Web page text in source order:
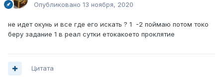
Опубликовано 13 ноября, 2020
не идет окунь и все где его искать ? 1 -2 поймаю потом токо
беру задание 1 в реал сутки етокакоето проклятие
Цитата